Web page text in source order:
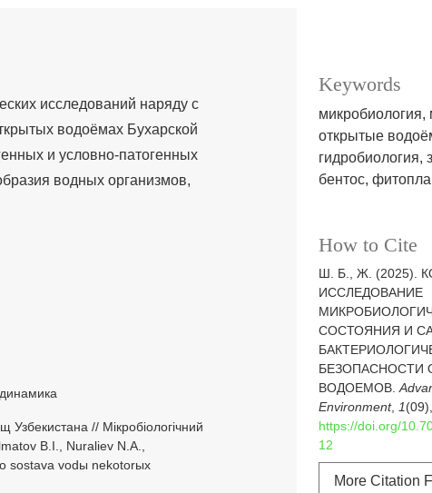
Keywords
микробиология,
открытые
гидробиология,
бентос,
How to Cite
Ш. Б., Ж. (2025).
ИССЛЕДОВАНИЕ
СОСТОЯНИЯ И
БЕЗОПАСНОСТИ
ВОДОЕМОВ.
Environment, 1
https://doi.org/
12
More Citation
исследований наряду с
водоёмах Бухарской
и условно-патогенных
водных организмов,
Узбекистана // Мiкробiологiчний
B.I., Nuraliev N.A.,
sostava vodы nekotorыx